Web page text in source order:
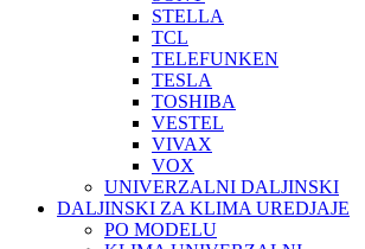
STELLA
TCL
TELEFUNKEN
TESLA
TOSHIBA
VESTEL
VIVAX
VOX
UNIVERZALNI DALJINSKI
DALJINSKI ZA KLIMA UREDJAJE
PO MODELU